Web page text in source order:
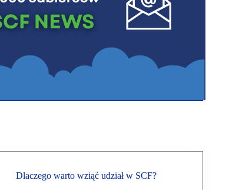
Dlaczego warto wziąć udział w SCF?